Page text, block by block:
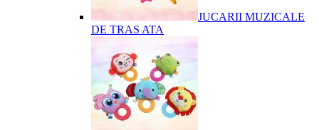
JUCARII MUZICALE
DE TRAS ATA